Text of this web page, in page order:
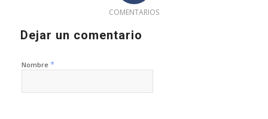
COMENTARIOS
Dejar un comentario
Nombre *